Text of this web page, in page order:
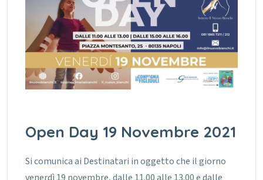
Open Day 19 Novembre 2021
Si comunica ai Destinatari in oggetto che il giorno